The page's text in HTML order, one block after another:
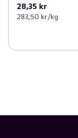
28,35 kr
283,50 kr /kg